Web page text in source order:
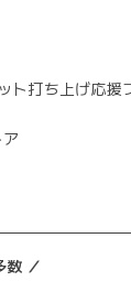
ト打ち上げ応援
数 ／